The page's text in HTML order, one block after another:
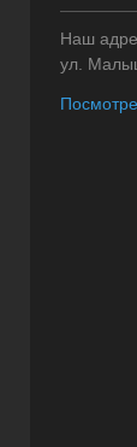
Наш
ул.